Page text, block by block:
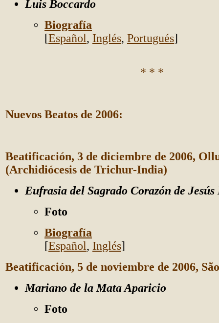
Luis Boccardo
Biografía
[Español, Inglés, Portugués]
* * *
Nuevos Beatos de 2006:
Beatificación, 3 de diciembre de 2006,
(Archidiócesis de Trichur-India)
Eufrasia del Sagrado Corazón de
Foto
Biografía
[Español, Inglés]
Beatificación, 5 de noviembre de 2006,
Mariano de la Mata Aparicio
Foto